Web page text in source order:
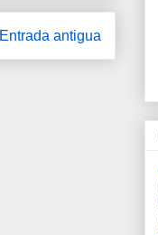
Entrada antigua